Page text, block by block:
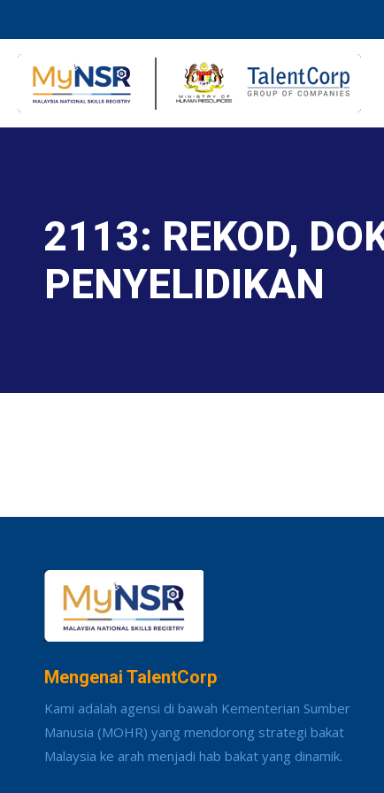
2113: REKOD,
PENYELIDIKAN
Mengenai TalentCorp
Kami adalah agensi di bawah Kementerian Sumber
Manusia (MOHR) yang mendorong strategi bakat
Malaysia ke arah menjadi hab bakat yang dinamik.